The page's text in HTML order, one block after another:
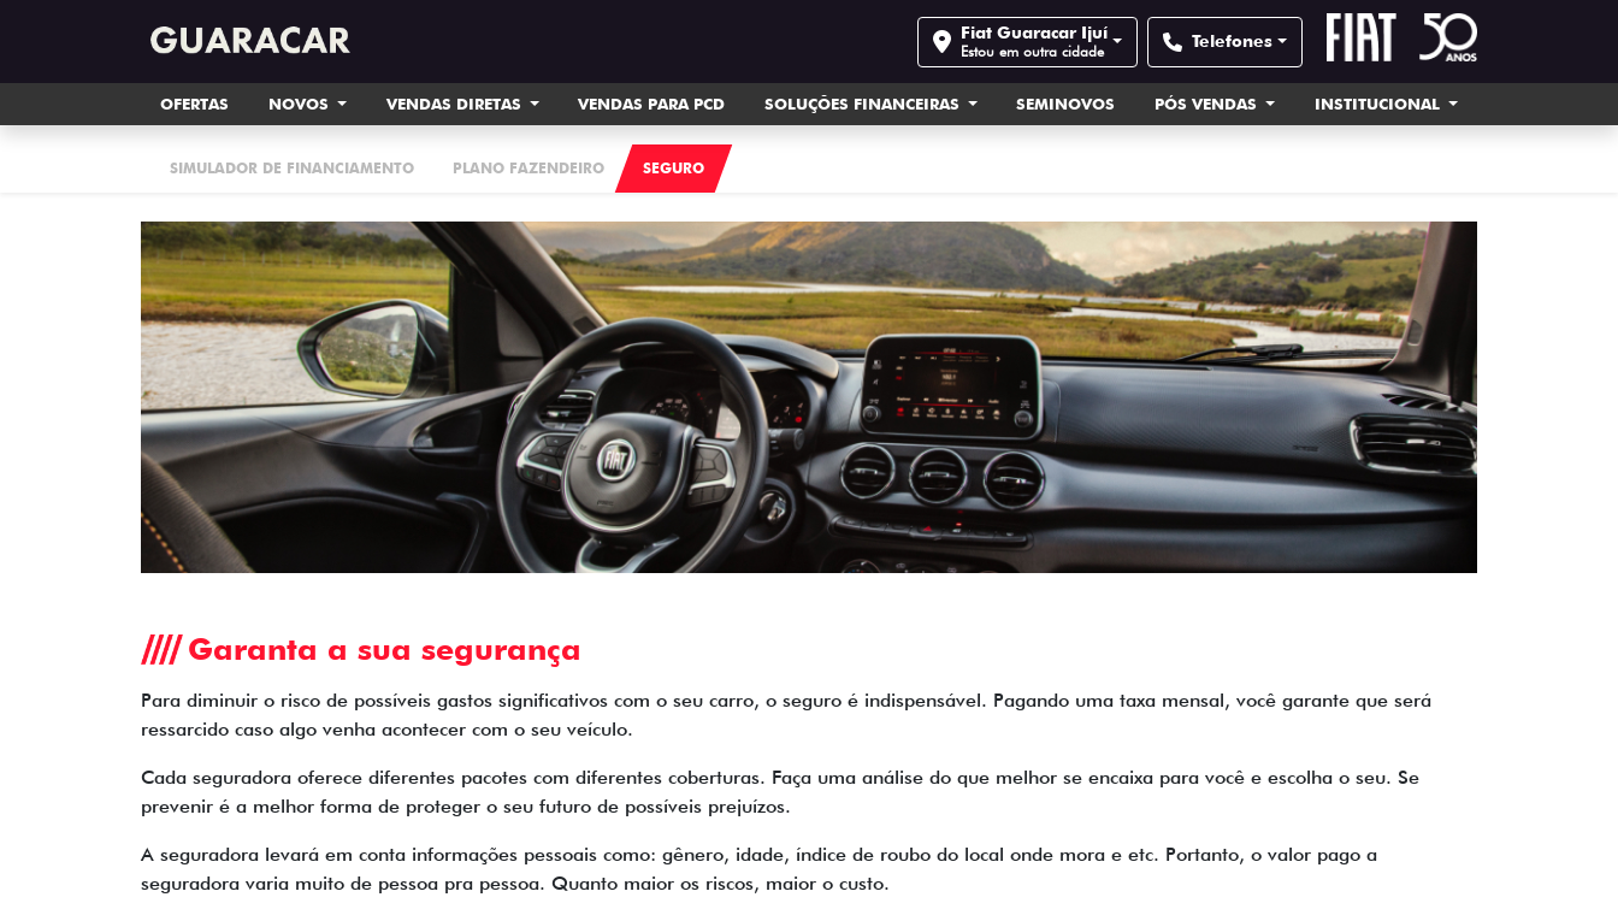
Fiat Guaracar Ijuí
Estou em outra cidade Telefones
OFERTAS NOVOS VENDAS DIRETAS VENDAS PARA PCD SOLUÇÕES FINANCEIRAS SEMINOVOS PÓS VENDAS INSTITUCIONAL
SIMULADOR DE FINANCIAMENTO PLANO FAZENDEIRO SEGURO
Garanta a sua segurança
Para diminuir o risco de possíveis gastos significativos com o seu carro, o seguro é indispensável. Pagando uma taxa mensal, você garante que será
ressarcido caso algo venha acontecer com o seu veículo.
Cada seguradora oferece diferentes pacotes com diferentes coberturas. Faça uma análise do que melhor se encaixa para você e escolha o seu. Se
prevenir é a melhor forma de proteger o seu futuro de possíveis prejuízos.
A seguradora levará em conta informações pessoais como: gênero, idade, índice de roubo do local onde mora e etc. Portanto, o valor pago a
seguradora varia muito de pessoa pra pessoa. Quanto maior os riscos, maior o custo.